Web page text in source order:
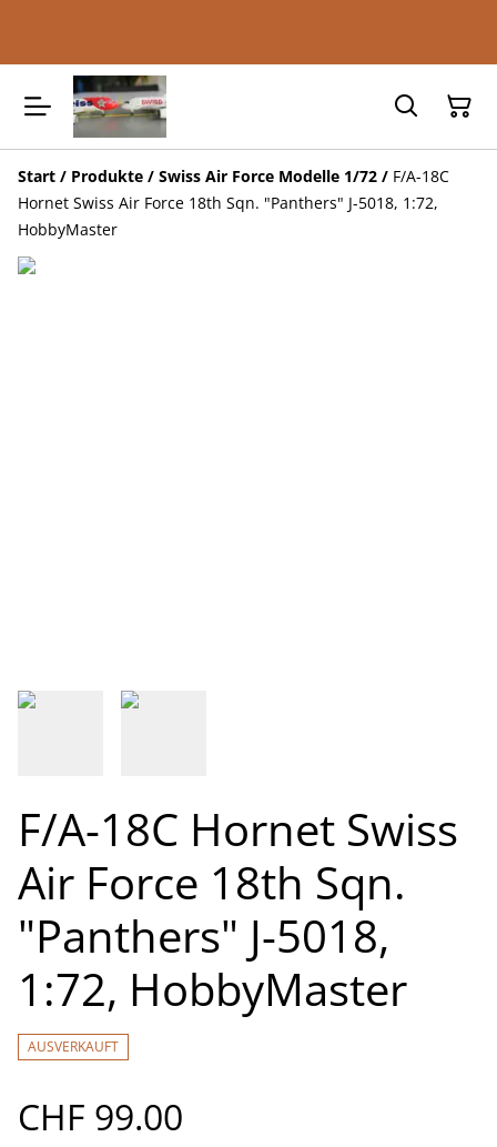
Start / Produkte / Swiss Air Force Modelle 1/72 / F/A-18C
Hornet Swiss Air Force 18th Sqn. "Panthers" J-5018, 1:72,
HobbyMaster
F/A-18C Hornet Swiss
Air Force 18th Sqn.
"Panthers" J-5018,
1:72, HobbyMaster
AUSVERKAUFT
CHF 99.00